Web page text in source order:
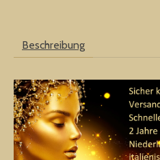
Beschreibung